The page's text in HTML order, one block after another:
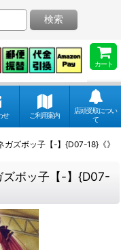
カート
検索
せ ご利用案内
店頭受取につい
て
ズボッ子【-】{D07-18}《》
ズボッ子【-】{D07-